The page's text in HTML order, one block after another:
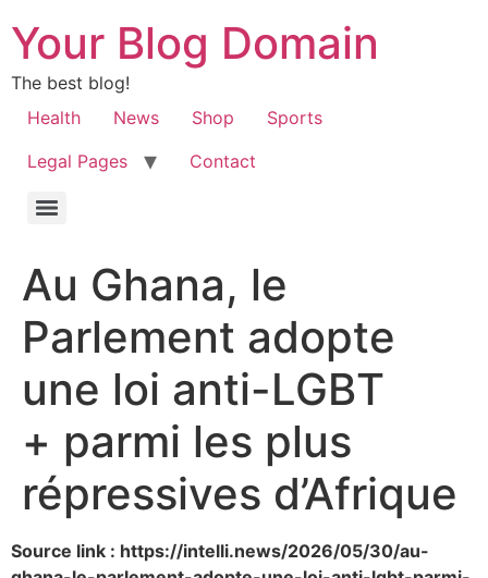
Your Blog Domain
The best blog!
Health
News Shop
Sports
Legal Pages
Contact
Au Ghana, le
Parlement adopte
une loi anti-LGBT
+ parmi les plus
répressives d’Afrique
Source link : https://intelli.news/2026/05/30/au-